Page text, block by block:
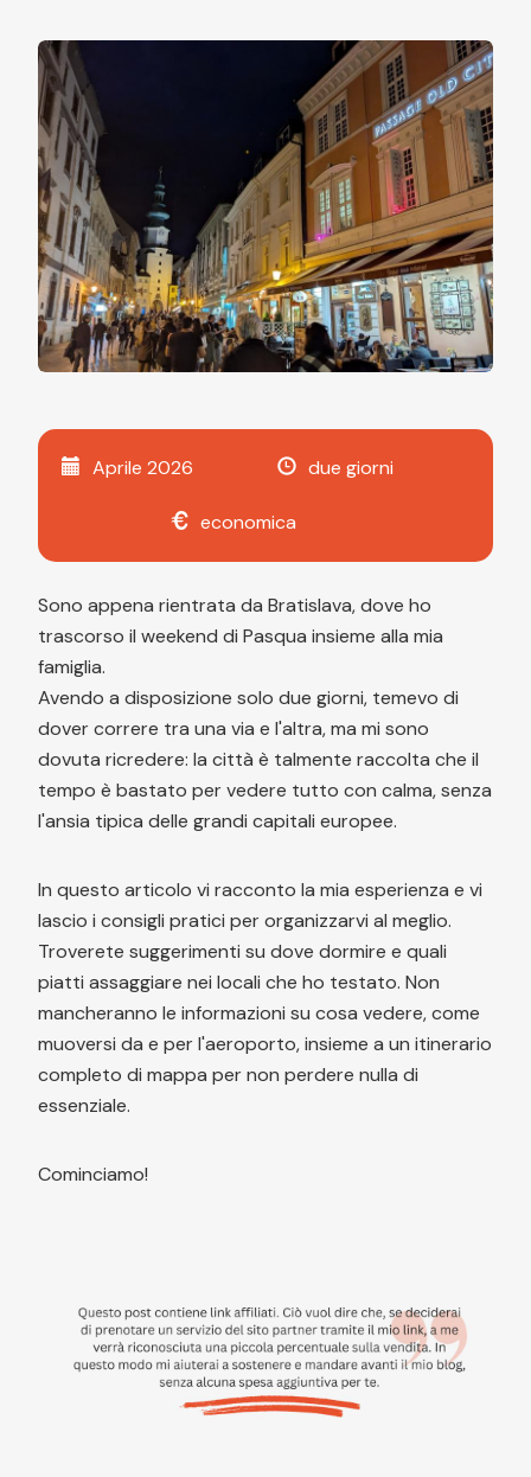
Aprile 2026 due giorni
economica
Sono appena rientrata da Bratislava, dove ho
trascorso il weekend di Pasqua insieme alla mia
famiglia.
Avendo a disposizione solo due giorni, temevo di
dover correre tra una via e l'altra, ma mi sono
dovuta ricredere: la città è talmente raccolta che il
tempo è bastato per vedere tutto con calma, senza
l'ansia tipica delle grandi capitali europee.
In questo articolo vi racconto la mia esperienza e vi
lascio i consigli pratici per organizzarvi al meglio.
Troverete suggerimenti su dove dormire e quali
piatti assaggiare nei locali che ho testato. Non
mancheranno le informazioni su cosa vedere, come
muoversi da e per l'aeroporto, insieme a un itinerario
completo di mappa per non perdere nulla di
essenziale.
Cominciamo!